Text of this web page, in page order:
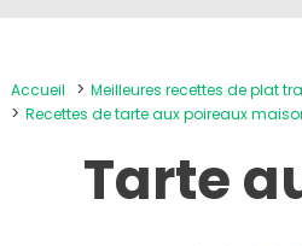
Accueil Meilleures recettes de plat
Recettes de tarte aux poireaux
Tarte